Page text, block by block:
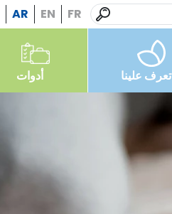
FR
EN
AR
تعرف علينا أدوات